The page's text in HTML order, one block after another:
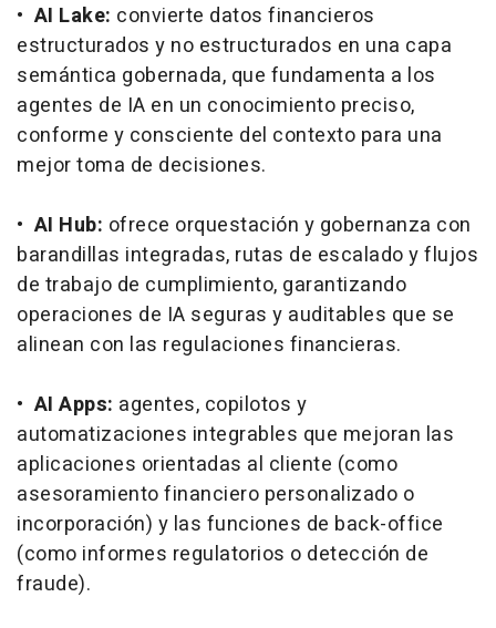
• AI Lake: convierte datos financieros
estructurados y no estructurados en una capa
semántica gobernada, que fundamenta a los
agentes de IA en un conocimiento preciso,
conforme y consciente del contexto para una
mejor toma de decisiones.
• AI Hub: ofrece orquestación y gobernanza con
barandillas integradas, rutas de escalado y flujos
de trabajo de cumplimiento, garantizando
operaciones de IA seguras y auditables que se
alinean con las regulaciones financieras.
• AI Apps: agentes, copilotos y
automatizaciones integrables que mejoran las
aplicaciones orientadas al cliente (como
asesoramiento financiero personalizado o
incorporación) y las funciones de back-office
(como informes regulatorios o detección de
fraude).